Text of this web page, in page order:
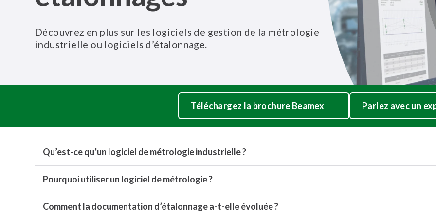
Découvrez en plus sur les logiciels de gestion de la métrologie
industrielle ou logiciels d’étalonnage.
Téléchargez la brochure Beamex Parlez avec un
Qu’est-ce qu’un logiciel de métrologie industrielle ?
Pourquoi utiliser un logiciel de métrologie ?
Comment la documentation d’étalonnage a-t-elle évoluée ?